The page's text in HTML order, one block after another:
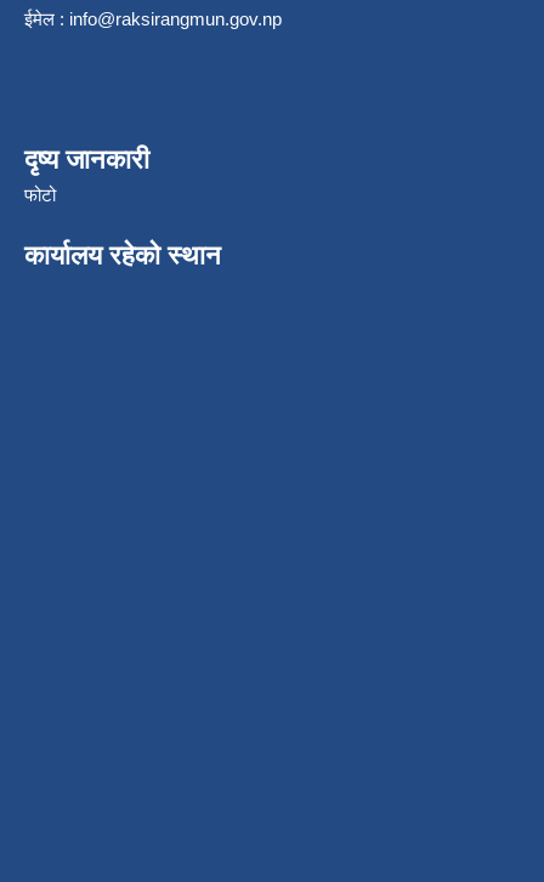
ईमेल : info@raksirangmun.gov.np
दृष्य जानकारी
फोटो
कार्यालय रहेको स्थान